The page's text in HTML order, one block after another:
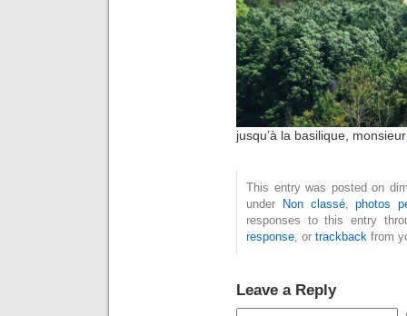
jusqu’à la basilique,
This entry was posted on
under Non classé,photos
responses to this entry
response , or trackback from
Leave a Reply